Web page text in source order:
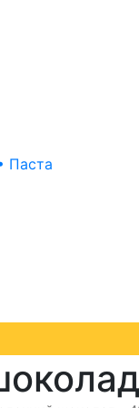
Паста